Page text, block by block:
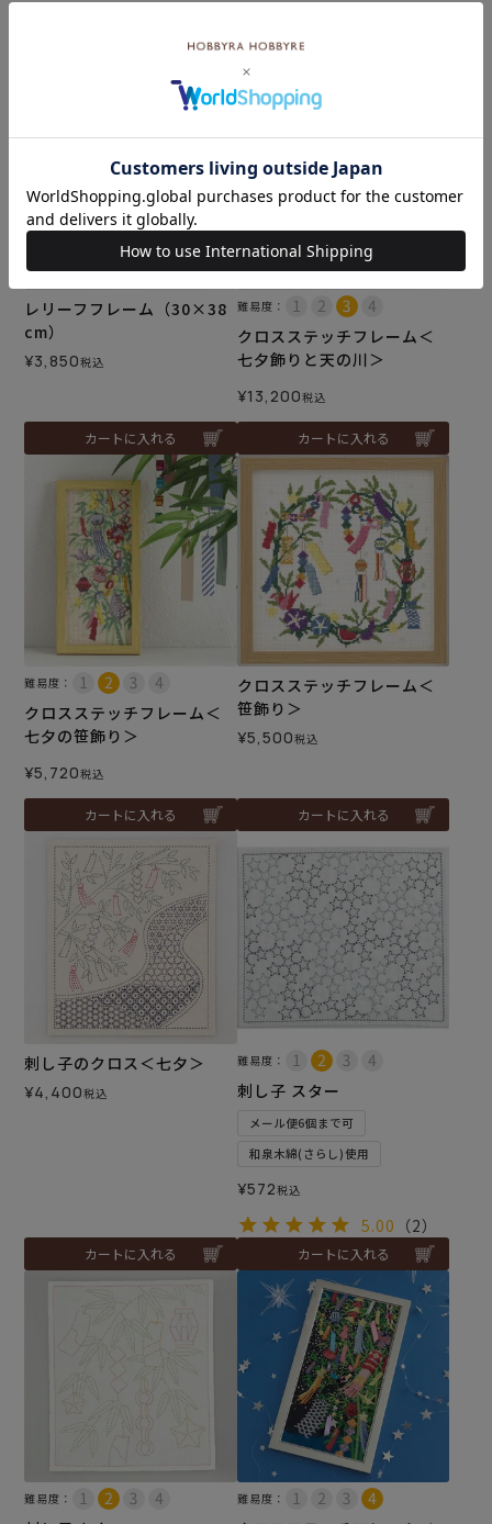
レリーフフレーム（30×38
cm）
¥3,850税込
カートに入れる
難易度：
クロスステッチフレーム＜
七夕飾りと天の川＞
¥13,200税込
カートに入れる
難易度：
クロスステッチフレーム＜
七夕の笹飾り＞
¥5,720税込
カートに入れる
クロスステッチフレーム＜
笹飾り＞
¥5,500税込
カートに入れる
刺し子のクロス＜七夕＞
¥4,400税込
カートに入れる
難易度：
刺し子 スター
メール便6個まで可
和泉木綿(さらし)使用
¥572税込
5.00 （2）
カートに入れる
難易度： 難易度：